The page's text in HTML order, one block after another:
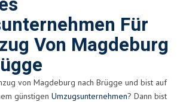
Für
Von Magdeburg
von Magdeburg nach Brügge und bist auf
günstigen Umzugsunternehmen? Dann bist